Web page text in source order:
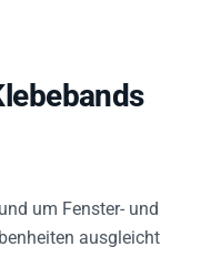
um Fenster- und
ausgleicht